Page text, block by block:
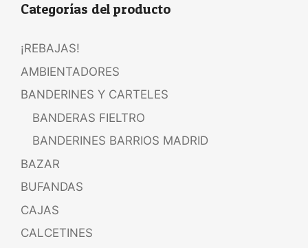
Categorías del producto
¡REBAJAS!
AMBIENTADORES
BANDERINES Y CARTELES
BANDERAS FIELTRO
BANDERINES BARRIOS MADRID
BAZAR
BUFANDAS
CAJAS
CALCETINES